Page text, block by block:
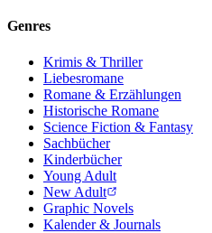
Genres
Krimis & Thriller
Liebesromane
Romane & Erzählungen
Historische Romane
Science Fiction & Fantasy
Sachbücher
Kinderbücher
Young Adult
New Adult
Graphic Novels
Kalender & Journals